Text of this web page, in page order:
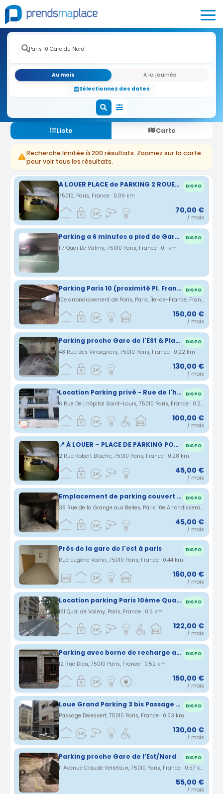
Au mois
A la journée
Sélectionnez des dates
Liste Carte
Recherche limitée à 200 résultats. Zoomez sur la carte
pour voir tous les résultats.
A LOUER PLACE de PARKING 2 ROUES. 75010 DISPO
75010, Paris, France · 0.09 km
70,00 €
/ mois
Parking a 6 minutes a pied de Gare de l'est DISPO
117 Quai De Valmy, 75010 Paris, France · 0.1 km
Parking Paris 10 (proximité Pl. Franz Liszt) DISPO
10e arrondissement de Paris, Paris, Île-de-France, France · 0.19 km
150,00 €
/ mois
Parking proche Gare de l'ESt & Place de la République DISPO
48 Rue Des Vinaigriers, 75010 Paris, France · 0.22 km
130,00 €
/ mois
Location Parking privé - Rue de l'hôpital saint Louis 75010 DISPO
6 Rue De L'hôpital Saint-Louis, 75010 Paris, France · 0.24 km
100,00 €
/ mois
📍 À LOUER – PLACE DE PARKING POUR 2 ROUES DISPO
2 Rue Robert Blache, 75010 Paris, France · 0.28 km
45,00 €
/ mois
Emplacement de parking couvert pour moto / scooter DISPO
39 Rue de la Grange aux Belles, Paris 10e Arrondissement, Île-de-France, France · 0.38 km
45,00 €
/ mois
Près de la gare de l'est à paris DISPO
Rue Eugène Varlin, 75010 Paris, France · 0.44 km
160,00 €
/ mois
Location parking Paris 10ème Quai de Valmy DISPO
161 Quai de Valmy, Paris, France · 0.5 km
122,00 €
/ mois
Parking avec borne de recharge au 12 rue Dieu, 75010 Paris DISPO
12 Rue Dieu, 75010 Paris, France · 0.52 km
150,00 €
/ mois
Loue Grand Parking 3 bis Passage Delessert 75010 Paris DISPO
Passage Delessert, 75010 Paris, France · 0.53 km
130,00 €
/ mois
Parking proche Gare de l’Est/Nord DISPO
11 Avenue Claude Vellefaux, 75010 Paris, France · 0.57 km
55,00 €
/ mois